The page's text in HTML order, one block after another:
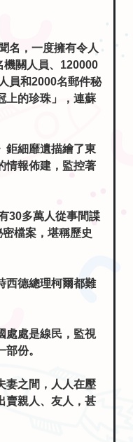
名，一度擁有令人
機關人員、120000
員和2000名郵件秘
上的珍珠」，連蘇
鉅細靡遺描繪了東
情報佈建，監控著
30多萬人從事間諜
檔案，堪稱歷史
西德總理柯爾都難
處處是線民，監視
份。
妻之間，人人在壓
賣親人、友人，甚